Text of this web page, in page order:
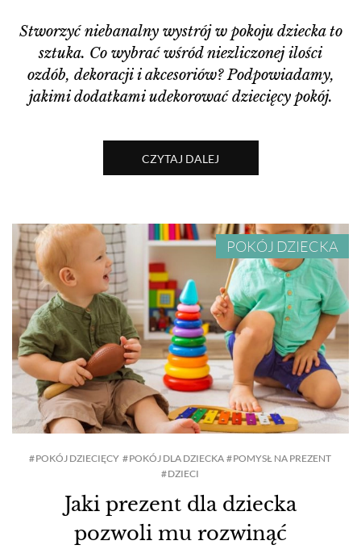
Stworzyć niebanalny wystrój w pokoju dziecka to
sztuka. Co wybrać wśród niezliczonej ilości
ozdób, dekoracji i akcesoriów? Podpowiadamy,
jakimi dodatkami udekorować dziecięcy pokój.
CZYTAJ DALEJ
POKÓJ DZIECKA
Jaki prezent dla dziecka
pozwoli mu rozwinąć
POKÓJ DZIECIĘCY POKÓJ DLA DZIECKA
POMYSŁ NA PREZENT
DZIECI